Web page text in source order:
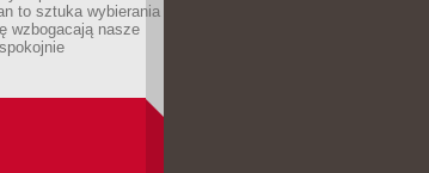
to sztuka wybierania
wzbogacają nasze